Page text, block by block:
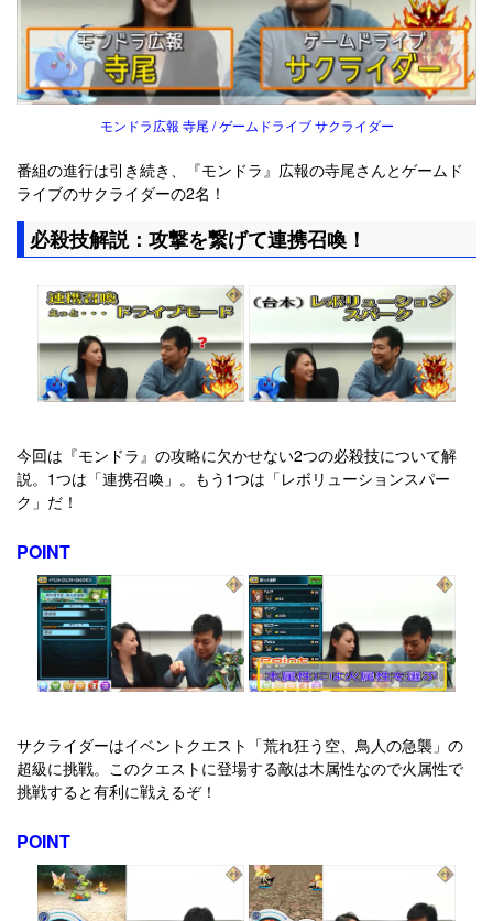
モンドラ広報 寺尾 / ゲームドライブ サクライダー
番組の進行は引き続き、『モンドラ』広報の寺尾さんとゲームド
ライブのサクライダーの2名！
必殺技解説：攻撃を繋げて連携召喚！
今回は『モンドラ』の攻略に欠かせない2つの必殺技について解
説。1つは「連携召喚」。もう1つは「レボリューションスパー
ク」だ！
POINT
サクライダーはイベントクエスト「荒れ狂う空、鳥人の急襲」の
超級に挑戦。このクエストに登場する敵は木属性なので火属性で
挑戦すると有利に戦えるぞ！
POINT